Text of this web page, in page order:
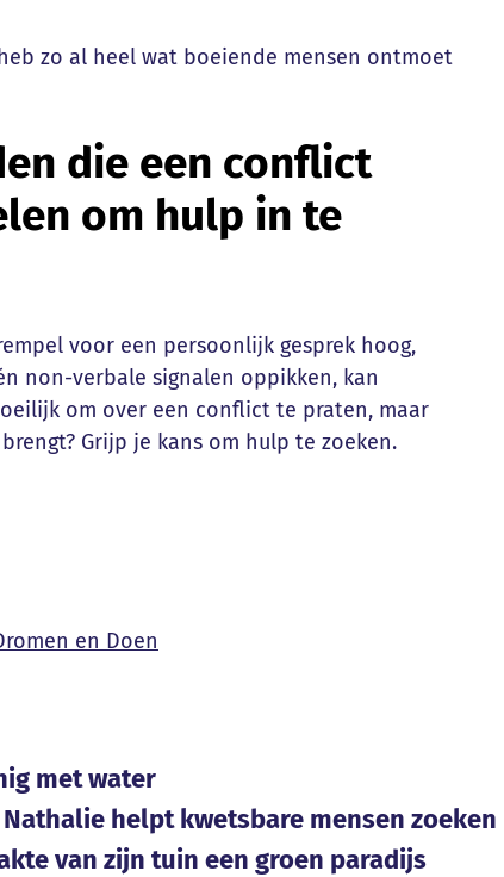
zo al heel wat boeiende mensen ontmoet
die een conflict
om hulp in te
voor een persoonlijk gesprek hoog,
non-verbale signalen oppikken, kan
om over een conflict te praten, maar
Grijp je kans om hulp te zoeken.
en Doen
met water
helpt kwetsbare mensen
van zijn tuin een groen paradijs